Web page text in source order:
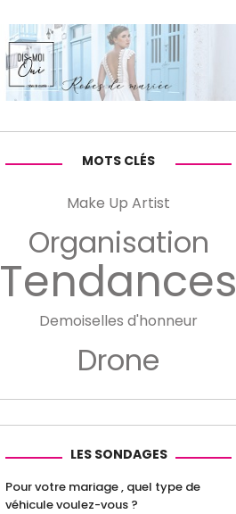
MOTS CLÉS
Make Up Artist
Organisation
Tendances
Demoiselles d'honneur
Drone
LES SONDAGES
Pour votre mariage , quel type de
véhicule voulez-vous ?